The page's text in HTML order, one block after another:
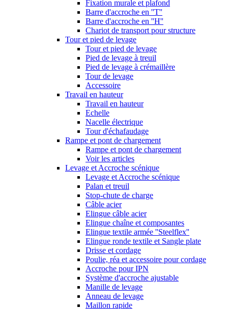
Fixation murale et plafond
Barre d'accroche en ''T''
Barre d'accroche en ''H''
Chariot de transport pour structure
Tour et pied de levage
Tour et pied de levage
Pied de levage à treuil
Pied de levage à crémaillère
Tour de levage
Accessoire
Travail en hauteur
Travail en hauteur
Echelle
Nacelle électrique
Tour d'échafaudage
Rampe et pont de chargement
Rampe et pont de chargement
Voir les articles
Levage et Accroche scénique
Levage et Accroche scénique
Palan et treuil
Stop-chute de charge
Câble acier
Elingue câble acier
Elingue chaîne et composantes
Elingue textile armée ''Steelflex''
Elingue ronde textile et Sangle plate
Drisse et cordage
Poulie, réa et accessoire pour cordage
Accroche pour IPN
Système d'accroche ajustable
Manille de levage
Anneau de levage
Maillon rapide